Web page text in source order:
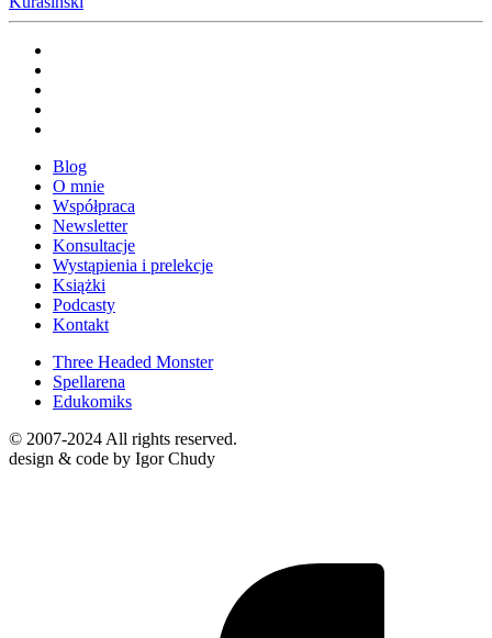
Blog
O mnie
Współpraca
Newsletter
Konsultacje
Wystąpienia i prelekcje
Książki
Podcasty
Kontakt
Three Headed Monster
Spellarena
Edukomiks
© 2007-2024 All rights reserved.
design & code by Igor Chudy